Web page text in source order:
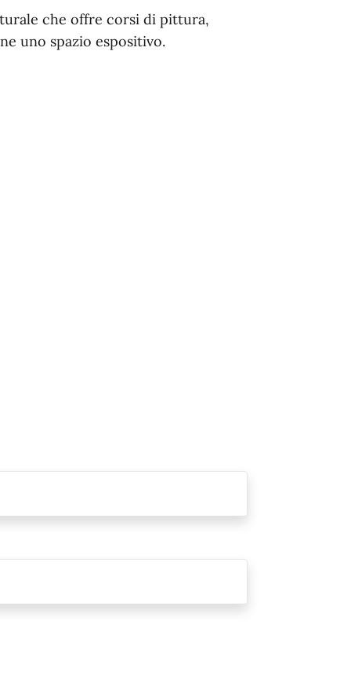
che offre corsi di pittura,
uno spazio espositivo.